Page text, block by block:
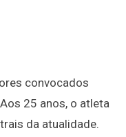
convocados
25 anos, o atleta
da atualidade.